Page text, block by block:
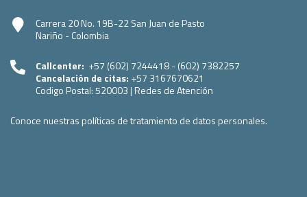
Carrera 20 No. 19B-22 San Juan de Pasto
Nariño - Colombia
Callcenter: +57 (602) 7244418 - (602) 7382257
Cancelación de citas: +57 3167670621
Codigo Postal:520003 | Redes de Atención
Conoce nuestras políticas de tratamiento de datos personales.